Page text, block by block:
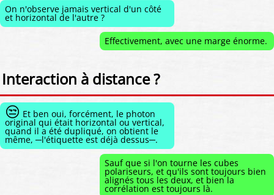
On n'observe jamais vertical d'un côté
et horizontal de l'autre ?
Effectivement, avec une marge énorme.
Interaction à distance ?
😒 Et ben oui, forcément, le photon
original qui était horizontal ou vertical,
quand il a été dupliqué, on obtient le
même, ─l'étiquette est déjà dessus─.
Sauf que si l'on tourne les cubes
polariseurs, et qu'ils sont toujours bien
alignés tous les deux, et bien la
corrélation est toujours là.